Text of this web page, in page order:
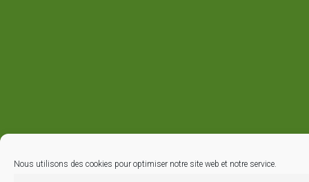
Nous utilisons des cookies pour optimiser notre site web et notre service.